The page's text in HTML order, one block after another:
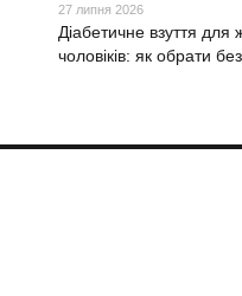
27 липня 2026
Діабетичне взуття для
чоловіків: як обрати